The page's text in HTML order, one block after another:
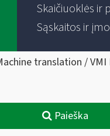
Skaičiuoklės ir
Sąskaitos ir
translation /
Paieška